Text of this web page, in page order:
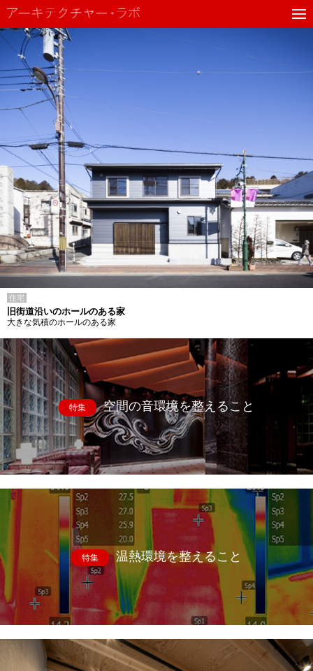
住宅
旧街道沿いのホールのある家
大きな気積のホールのある家
特集 空間の音環境を整えること
特集 温熱環境を整えること